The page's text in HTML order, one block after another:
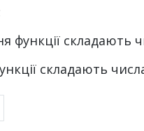
функції складають
складають